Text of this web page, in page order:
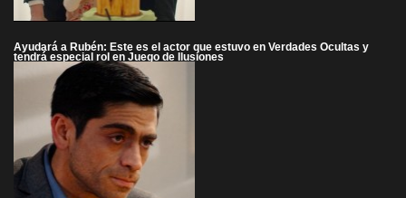
Ayudará a Rubén: Este es el actor que estuvo en Verdades Ocultas y
tendrá especial rol en Juego de Ilusiones